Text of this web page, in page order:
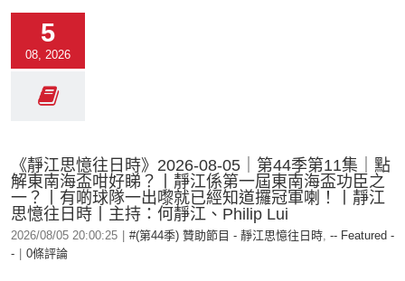
5
08, 2026
《靜江思憶往日時》2026-08-05｜第44季第11集｜點
解東南海盃咁好睇？丨靜江係第一屆東南海盃功臣之
一？丨有啲球隊一出嚟就已經知道攞冠軍喇！丨靜江
思憶往日時丨主持：何靜江、Philip Lui
2026/08/05 20:00:25 #(第44季) 贊助節目 - 靜江思憶往日時, -- Featured -
-
0條評論